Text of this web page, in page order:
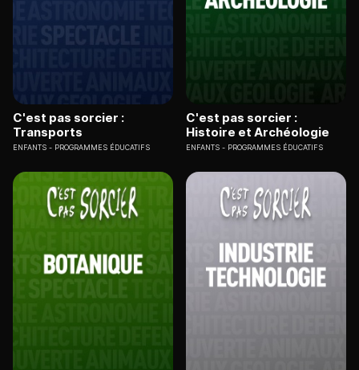
C'est pas sorcier :
Transports
ENFANTS PROGRAMMES ÉDUCATIFS
C'est pas sorcier :
Histoire et Archéologie
ENFANTS PROGRAMMES ÉDUCATIFS